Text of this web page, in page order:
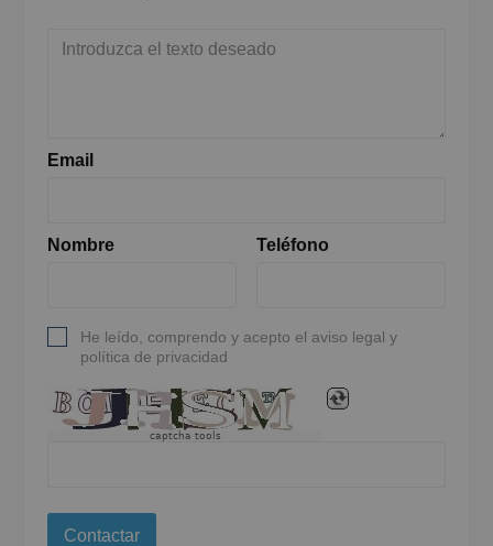
Email
Nombre Teléfono
He leído, comprendo y acepto el aviso legal y
política de privacidad
captcha tools
Contactar